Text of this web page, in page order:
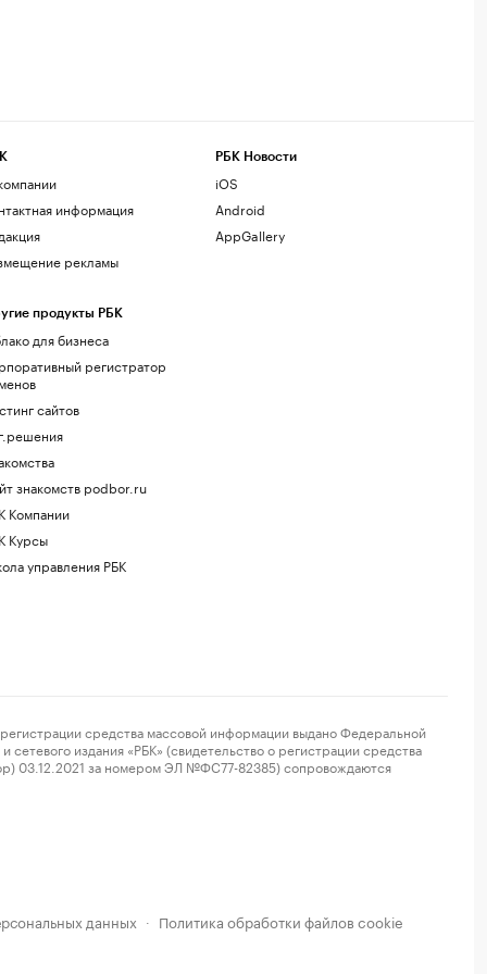
информация
рекламы
продукты РБК
для бизнеса
регистратор
сайтов
знакомств podbor.ru
Компании
Курсы
управления РБК
РБК Новости
iOS
Android
AppGallery
средства массовой информации выдано Федеральной
издания «РБК» (свидетельство о регистрации средства
03.12.2021 за номером ЭЛ №ФС77-82385) сопровождаются
данных · Политика обработки файлов cookie